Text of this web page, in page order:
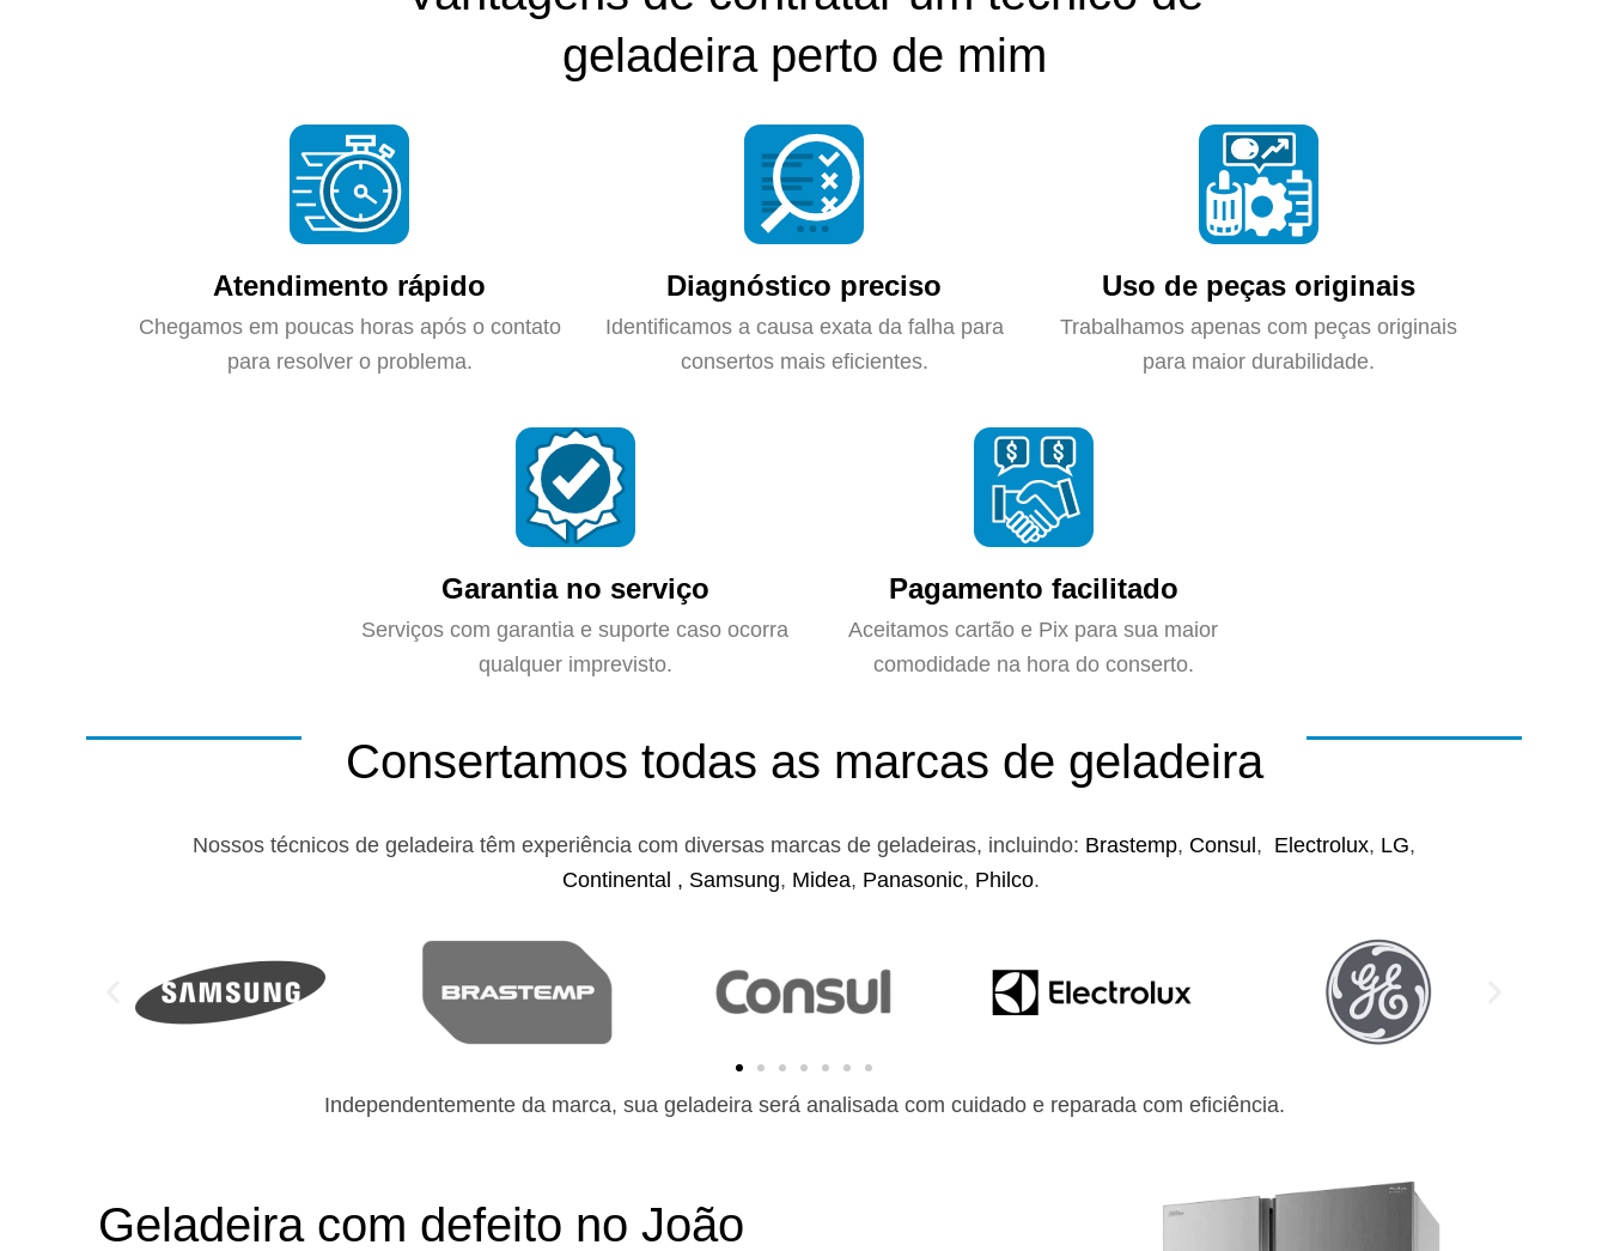
geladeira perto de mim
Atendimento rápido
Chegamos em poucas horas após o contato
para resolver o problema.
Diagnóstico preciso
Identificamos a causa exata da falha para
consertos mais eficientes.
Uso de peças originais
Trabalhamos apenas com peças originais
para maior durabilidade.
Garantia no serviço
Serviços com garantia e suporte caso ocorra
qualquer imprevisto.
Pagamento facilitado
Aceitamos cartão e Pix para sua maior
comodidade na hora do conserto.
Consertamos todas as marcas de geladeira
Nossos técnicos de geladeira têm experiência com diversas marcas de geladeiras, incluindo: Brastemp, Consul , Electrolux, LG,
Continental , Samsung, Midea, Panasonic, Philco.
Independentemente da marca, sua geladeira será analisada com cuidado e reparada com eficiência.
Geladeira com defeito no João